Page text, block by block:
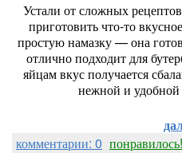
Устали от сложных
приготовить что‑то
простую намазку — она
отлично подходит для
яйцам вкус получается
нежной и
комментарии: 0 понравилось!